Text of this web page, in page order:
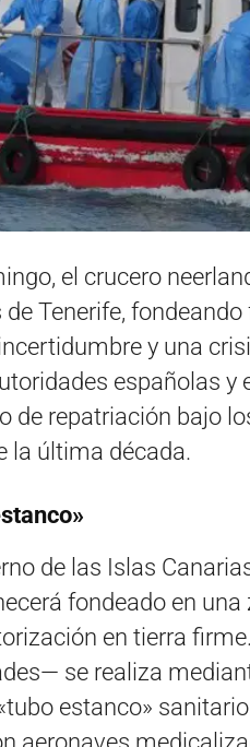
el crucero
Tenerife,
y una
españolas y
de repatriación bajo
la última década.
de las Islas
fondeado en una
en tierra
se realiza
estanco»